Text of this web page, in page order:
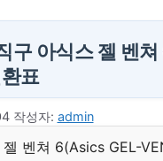
구 아식스 젤 벤
표
작성자: admin
젤 벤쳐 6(Asics GEL-